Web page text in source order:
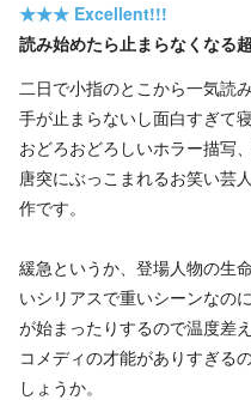
★★★ Excellent!!!
読み始めたら止まらなくなる
二日で小指のとこから一気読
手が止まらないし面白すぎて
おどろおどろしいホラー描写
唐突にぶっこまれるお笑い芸
作です。
緩急というか、登場人物の生
いシリアスで重いシーンなの
が始まったりするので温度差
コメディの才能がありすぎる
しょうか。